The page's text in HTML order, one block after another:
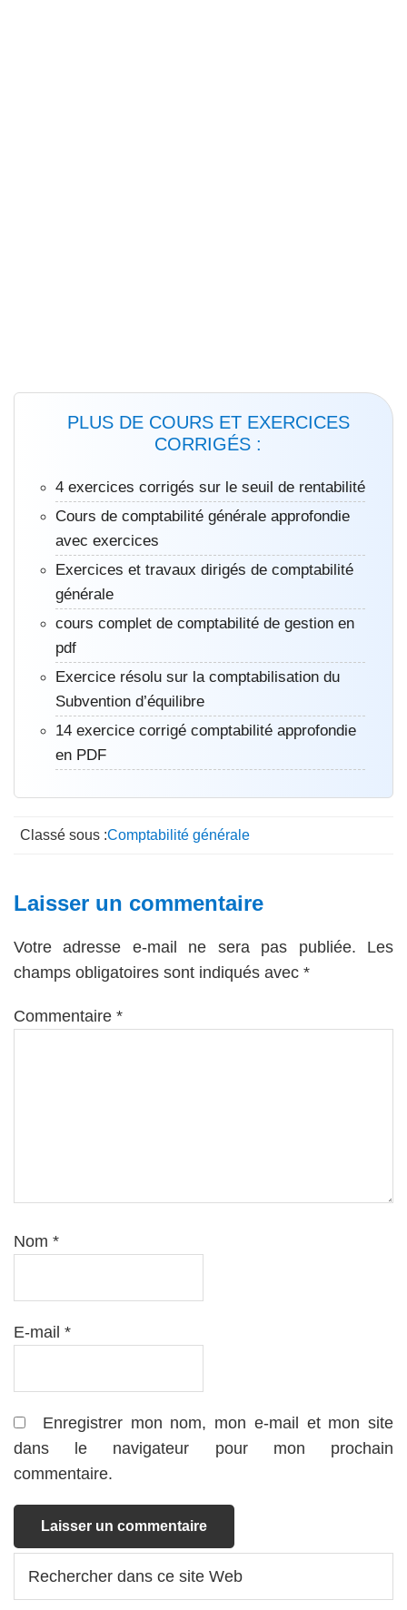
PLUS DE COURS ET EXERCICES
CORRIGÉS :
4 exercices corrigés sur le seuil de rentabilité
Cours de comptabilité générale approfondie
avec exercices
Exercices et travaux dirigés de comptabilité
générale
cours complet de comptabilité de gestion en
pdf
Exercice résolu sur la comptabilisation du
Subvention d’équilibre
14 exercice corrigé comptabilité approfondie
en PDF
Classé sous :Comptabilité générale
Interactions
lecteur
Laisser un commentaire
Votre adresse e-mail ne sera pas publiée.
Les
champs obligatoires sont indiqués avec *
Commentaire *
Nom *
E-mail *
Enregistrer mon nom, mon e-mail et mon site
dans le navigateur pour mon prochain
commentaire.
Barre
latérale
dans